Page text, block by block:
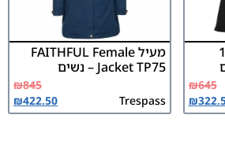
מעיל עמיד למים 3 ב-1
₪645
₪
מעיל FAITHFUL Female
Jacket TP75 – נשים
Trespass
₪845
₪422.50